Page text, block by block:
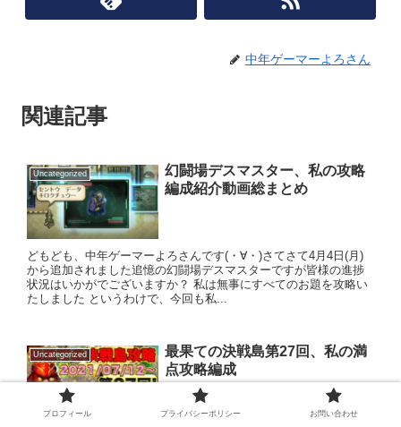
中年ゲーマーよろさん
関連記事
Uncategorized
幻闘場デスマスター、私の攻略
編成紹介動画総まとめ
どもども、中年ゲーマーよろさんです(・∀・)さてさて4月4日(月)
から追加されました追憶の幻闘場デスマスターですが皆様の進捗
状況はいかがでございますか？ 私は無事にすべてのお題を攻略い
たしました というわけで、今回も私...
Uncategorized
最果ての決戦島第27回、私の満
点攻略編成
プロフィール プライバシーポリシー お問い合わせ